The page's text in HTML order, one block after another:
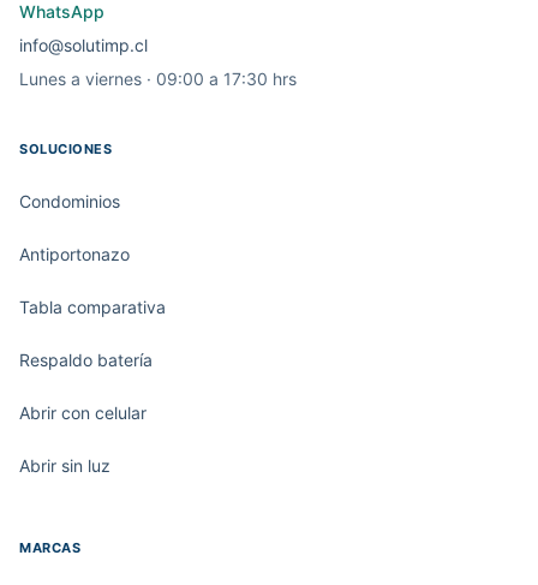
WhatsApp
info@solutimp.cl
Lunes a viernes · 09:00 a 17:30 hrs
SOLUCIONES
Condominios
Antiportonazo
Tabla comparativa
Respaldo batería
Abrir con celular
Abrir sin luz
MARCAS